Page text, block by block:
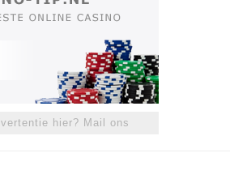
hier? Mail ons